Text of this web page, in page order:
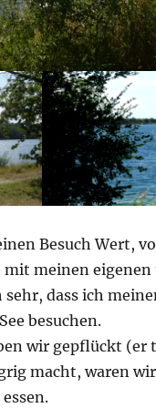
Besuch Wert,
mit meinen
dass ich
besuchen.
wir gepflückt (er
macht, waren